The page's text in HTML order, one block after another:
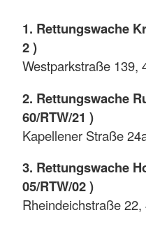
1. Rettungswache
2 )
Westparkstraße 139,
2. Rettungswache
60/RTW/21 )
Kapellener Straße
3. Rettungswache
05/RTW/02 )
Rheindeichstraße